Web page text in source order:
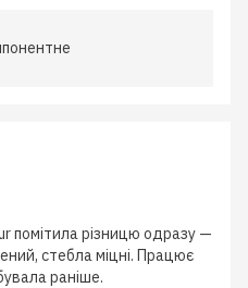
помітила різницю одразу —
стебла міцні. Працює
раніше.